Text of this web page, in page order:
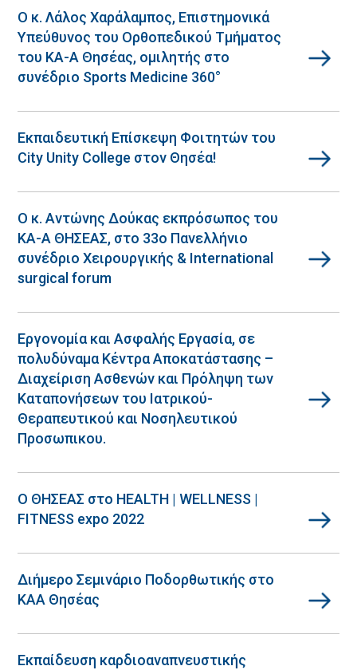
Ο κ. Λάλος Χαράλαμπος, Επιστημονικά
Υπεύθυνος του Ορθοπεδικού Τμήματος
του ΚΑ-Α Θησέας, ομιλητής στο
συνέδριο Sports Medicine 360°
Εκπαιδευτική Επίσκεψη Φοιτητών του
City Unity College στον Θησέα!
Ο κ. Αντώνης Δούκας εκπρόσωπος του
ΚΑ-Α ΘΗΣΕΑΣ, στο 33o Πανελλήνιο
συνέδριο Χειρουργικής & International
surgical forum
Εργονομία και Ασφαλής Εργασία, σε
πολυδύναμα Κέντρα Αποκατάστασης –
Διαχείριση Ασθενών και Πρόληψη των
Καταπονήσεων του Ιατρικού-
Θεραπευτικού και Νοσηλευτικού
Προσωπικου.
Ο ΘΗΣΕΑΣ στο HEALTH | WELLNESS |
FITNESS expo 2022
Διήμερο Σεμινάριο Ποδορθωτικής στο
ΚΑΑ Θησέας
Εκπαίδευση καρδιοαναπνευστικής